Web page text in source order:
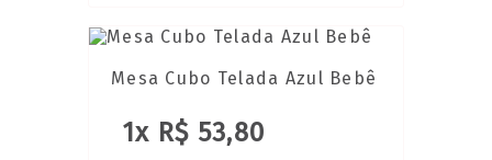
Mesa Cubo Telada Azul Bebê
1x R$ 53,80